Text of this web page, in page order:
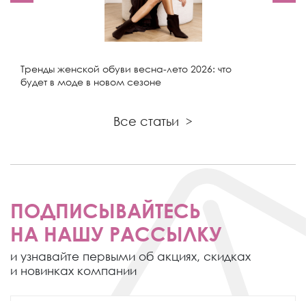
Тренды женской обуви весна-лето 2026: что
будет в моде в новом сезоне
Все статьи >
ПОДПИСЫВАЙТЕСЬ
НА НАШУ РАССЫЛКУ
и узнавайте первыми об акциях, скидках
и новинках компании